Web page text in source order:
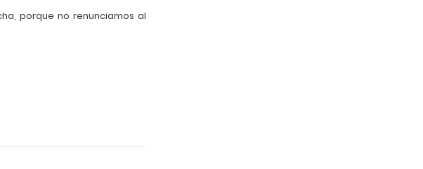
porque no renunciamos al